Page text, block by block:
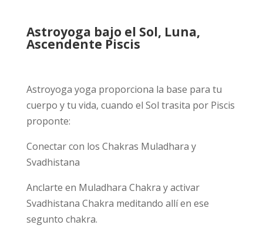
Astroyoga bajo el Sol, Luna,
Ascendente Piscis
Astroyoga yoga proporciona la base para tu
cuerpo y tu vida, cuando el Sol trasita por Piscis
proponte:
Conectar con los Chakras Muladhara y
Svadhistana
Anclarte en Muladhara Chakra y activar
Svadhistana Chakra meditando allí en ese
segunto chakra.